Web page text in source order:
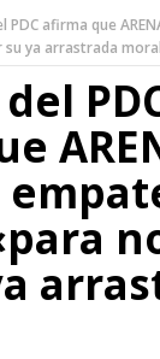
PDC afirma que
su ya arrastrada